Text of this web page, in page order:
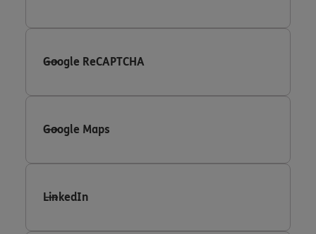
Google ReCAPTCHA
Google Maps
LinkedIn